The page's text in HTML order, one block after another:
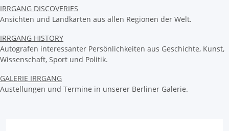
IRRGANG DISCOVERIES
Ansichten und Landkarten aus allen Regionen der Welt.
IRRGANG HISTORY
Autografen interessanter Persönlichkeiten aus Geschichte, Kunst,
Wissenschaft, Sport und Politik.
GALERIE IRRGANG
Austellungen und Termine in unserer Berliner Galerie.